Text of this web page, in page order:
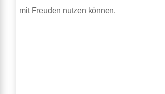
mit Freuden nutzen können.